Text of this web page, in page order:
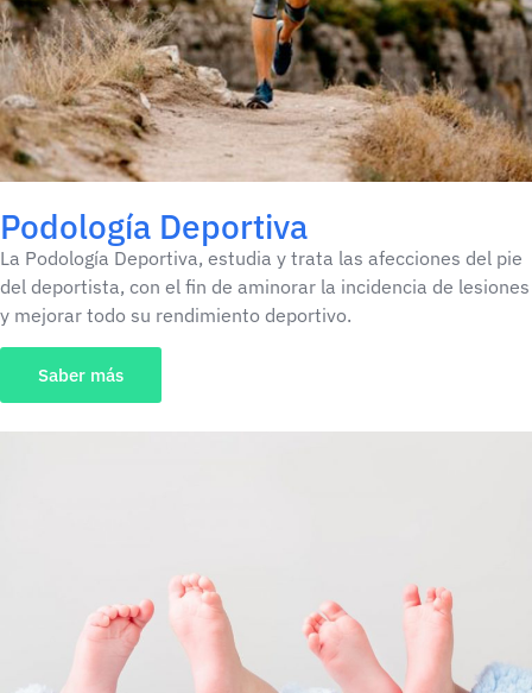
Podología Deportiva
La Podología Deportiva, estudia y trata las afecciones del pie
del deportista, con el fin de aminorar la incidencia de lesiones
y mejorar todo su rendimiento deportivo.
Saber más